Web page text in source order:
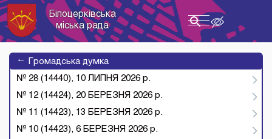
Toggle
navigation
Білоцерківська
міська рада
→
Громадська думка
№ 28 (14440), 10 ЛИПНЯ 2026 р.
№ 12 (14424), 20 БЕРЕЗНЯ 2026 р.
№ 11 (14423), 13 БЕРЕЗНЯ 2026 р.
№ 10 (14423), 6 БЕРЕЗНЯ 2026 р.